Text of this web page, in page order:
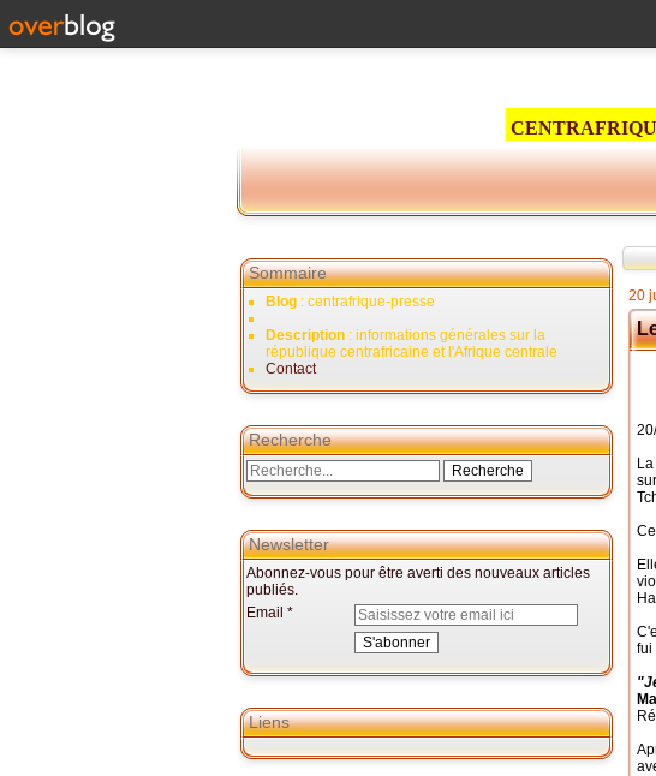
Sommaire
Blog : centrafrique-presse
Description : informations générales sur la
république centrafricaine et l'Afrique centrale
Contact
Recherche
Newsletter
Abonnez-vous pour être averti des nouveaux articles
publiés.
Email
Liens
20
fui